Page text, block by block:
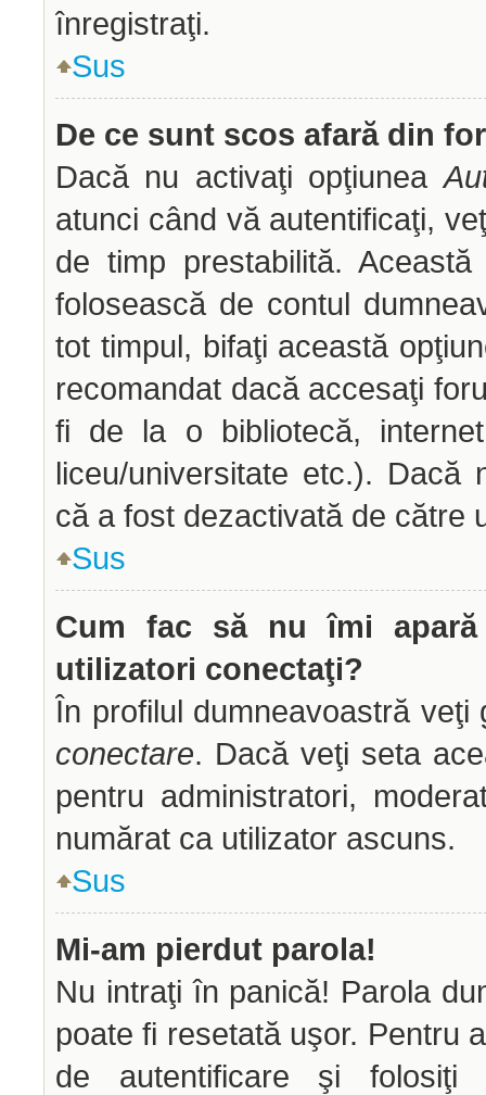
înregistraţi.
Sus
De ce sunt scos afară din
Dacă nu activaţi opţiunea
atunci când vă autentificaţi,
de timp prestabilită.
folosească de contul
tot timpul, bifaţi această
recomandat dacă accesaţi
fi de la o bibliotecă,
liceu/universitate etc.). Dacă
că a fost dezactivată de către
Sus
Cum fac să nu îmi
utilizatori conectaţi?
În profilul dumneavoastră
conectare. Dacă veţi seta
pentru administratori,
numărat ca utilizator ascuns.
Sus
Mi-am pierdut parola!
Nu intraţi în panică! Parola
poate fi resetată uşor. Pentru
de autentificare şi